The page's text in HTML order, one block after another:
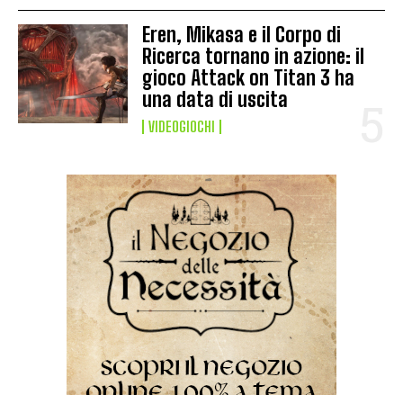
Eren, Mikasa e il Corpo di
Ricerca tornano in azione: il
gioco Attack on Titan 3 ha
una data di uscita
VIDEOGIOCHI